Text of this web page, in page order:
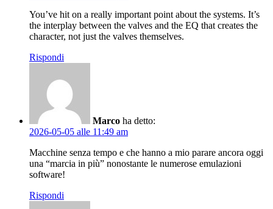
You’ve hit on a really important point about the systems. It’s
the interplay between the valves and the EQ that creates the
character, not just the valves themselves.
Rispondi
Marco ha detto:
2026-05-05 alle 11:49 am
Macchine senza tempo e che hanno a mio parare ancora oggi
una “marcia in più” nonostante le numerose emulazioni
software!
Rispondi